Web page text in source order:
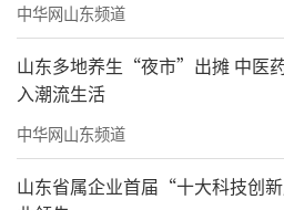
中华网山东频道
山东多地养生“夜市”出摊 中医
入潮流生活
中华网山东频道
山东省属企业首届“十大科技